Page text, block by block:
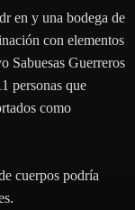
en y una bodega de
con elementos
Sabuesas Guerreros
personas que
como
cuerpos podría